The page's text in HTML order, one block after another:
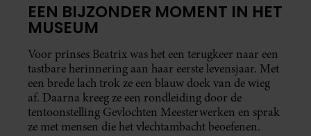
EEN BIJZONDER MOMENT IN HET
MUSEUM
Voor prinses Beatrix was het een terugkeer naar een
tastbare herinnering aan haar eerste levensjaar. Met
een brede lach trok ze een blauw doek van de wieg
af. Daarna kreeg ze een rondleiding door de
tentoonstelling Gevlochten Meesterwerken en sprak
ze met mensen die het vlechtambacht beoefenen.